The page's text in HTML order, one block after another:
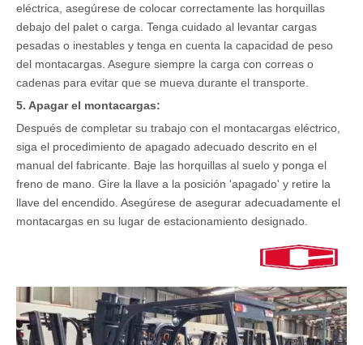
eléctrica, asegúrese de colocar correctamente las horquillas
debajo del palet o carga. Tenga cuidado al levantar cargas
pesadas o inestables y tenga en cuenta la capacidad de peso
del montacargas. Asegure siempre la carga con correas o
cadenas para evitar que se mueva durante el transporte.
5. Apagar el montacargas:
Después de completar su trabajo con el montacargas eléctrico,
siga el procedimiento de apagado adecuado descrito en el
manual del fabricante. Baje las horquillas al suelo y ponga el
freno de mano. Gire la llave a la posición 'apagado' y retire la
llave del encendido. Asegúrese de asegurar adecuadamente el
montacargas en su lugar de estacionamiento designado.